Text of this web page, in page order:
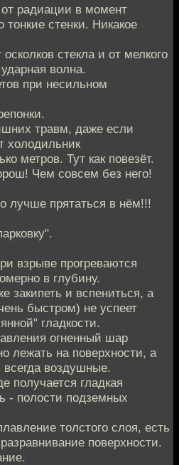
радиации в момент
стенки. Никакое
стекла и от мелкого
волна.
при несильном
травм, даже если
холодильник
метров. Тут как повезёт.
Чем совсем без него!
лучше прятаться в нём!!!
взрыве прогреваются
в глубину.
закипеть и вспениться, а
быстром) не успеет
гладкости.
огненный шар
лежать на поверхности, а
всегда воздушные.
получается гладкая
- полости подземных
толстого слоя, есть
поверхности.